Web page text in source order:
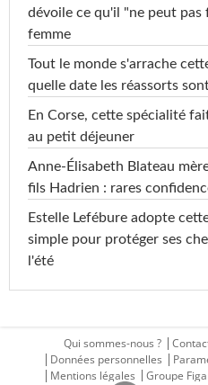
dévoile ce qu'il "ne peut pas
femme
Tout le monde s'arrache
quelle date les réassorts
En Corse, cette spécialité
au petit déjeuner
Anne-Élisabeth Blateau
fils Hadrien : rares
Estelle Lefébure adopte
simple pour protéger ses
l'été
Qui sommes-nous ?
Données personnelles
Mentions légales
Groupe